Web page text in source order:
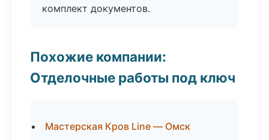
комплект документов.
Похожие компании:
Отделочные работы под ключ
Мастерская Кров Line — Омск